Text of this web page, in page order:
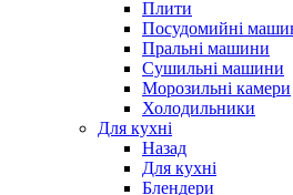
Плити
Посудомийні
Пральні машини
Сушильні машини
Морозильні камери
Холодильники
Для кухні
Назад
Для кухні
Блендери